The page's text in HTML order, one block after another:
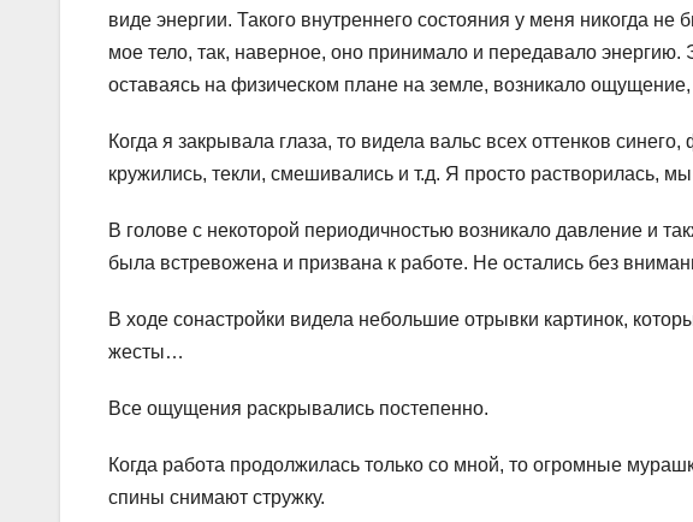
виде энергии. Такого внутреннего состояния у меня никогда
мое тело, так, наверное, оно принимало и передавало
оставаясь на физическом плане на земле, возникало
Когда я закрывала глаза, то видела вальс всех оттенков
кружились, текли, смешивались и т.д. Я просто растворилась,
В голове с некоторой периодичностью возникало давление и
была встревожена и призвана к работе. Не остались без
В ходе сонастройки видела небольшие отрывки картинок,
жесты…
Все ощущения раскрывались постепенно.
Когда работа продолжилась только со мной, то огромные
спины снимают стружку.